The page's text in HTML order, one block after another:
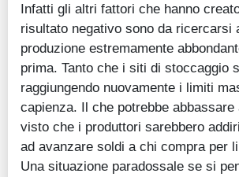
Infatti gli altri fattori che hanno
risultato negativo sono da ricercarsi
produzione estremamente
prima. Tanto che i siti di stoccaggio
raggiungendo nuovamente i limiti
capienza. Il che potrebbe
visto che i produttori sarebbero
ad avanzare soldi a chi compra per
Una situazione paradossale se si